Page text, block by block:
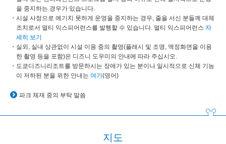
을 중지하는 경우가 있습니다.
시설 사정으로 예기치 못하게 운영을 중지하는 경우, 줄을 서신 분들께 대체
조치로서 멀티 익스피어런스를 발행할 수 있습니다. 멀티 익스피어런스자
세히 보기
실외, 실내 상관없이 시설 이용 중의 촬영(플래시 및 조명, 액정화면을 이용
한 촬영 등을 포함)은 디즈니 도우미의 안내에 따라 주십시오.
도쿄디즈니리조트를 방문하시는 장애가 있는 분이나 일시적으로 신체 기능
이 저하된 분을 위한 안내는 여기(영어)
파크 체재 중의 부탁 말씀
지도